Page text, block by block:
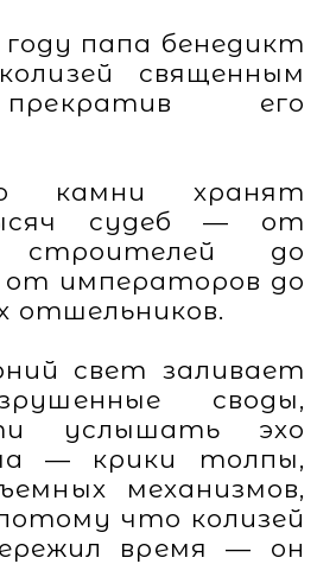
году папа бенедикт
священным
его
камни хранят
судеб — от
строителей до
от императоров до
отшельников.
свет заливает
своды,
услышать эхо
— крики толпы,
механизмов,
что колизей
время — он